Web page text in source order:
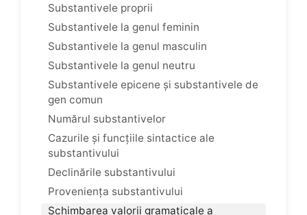
Substantivele proprii
Substantivele la genul feminin
Substantivele la genul masculin
Substantivele la genul neutru
Substantivele epicene și substantivele de
gen comun
Numărul substantivelor
Cazurile și funcțiile sintactice ale
substantivului
Declinările substantivului
Proveniența substantivului
Schimbarea valorii gramaticale a